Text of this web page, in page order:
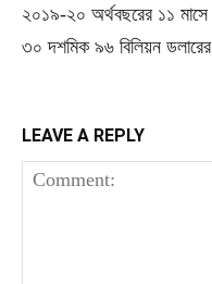
২০১৯-২০ অর্থবছরের ১১
৩০ দশমিক ৯৬ বিলিয়ন
LEAVE A REPLY